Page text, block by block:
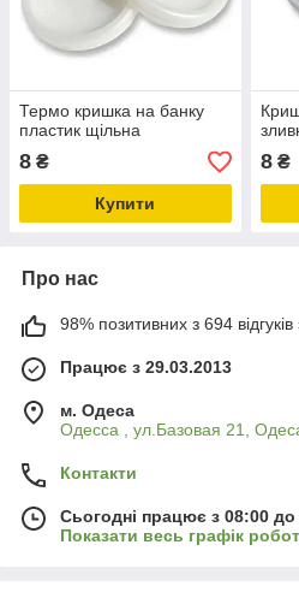
Термо кришка на банку
пластик щільна
8 ₴
Купити
8₴
Про нас
98% позитивних з 694 відгуків
Працює з 29.03.2013
м. Одеса
Одесса , ул.Базовая 21,
Контакти
Сьогодні працює з 08:00 до
Показати весь графік